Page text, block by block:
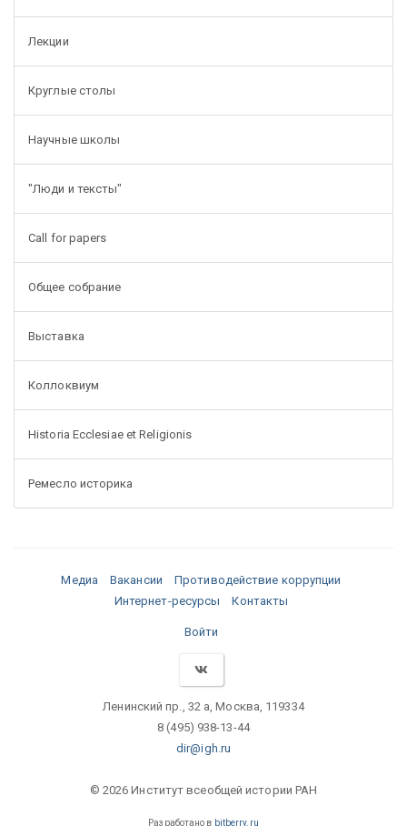
Лекции
Круглые столы
Научные школы
"Люди и тексты"
Call for papers
Общее собрание
Выставка
Коллоквиум
Historia Ecclesiae et Religionis
Ремесло историка
Медиа Вакансии
Противодействие коррупции
Интернет-ресурсы
Контакты
Войти
Ленинский пр., 32 а, Москва, 119334
8 (495) 938-13-44
dir@igh.ru
© 2026 Институт всеобщей истории РАН
Разработано в bitberry.ru